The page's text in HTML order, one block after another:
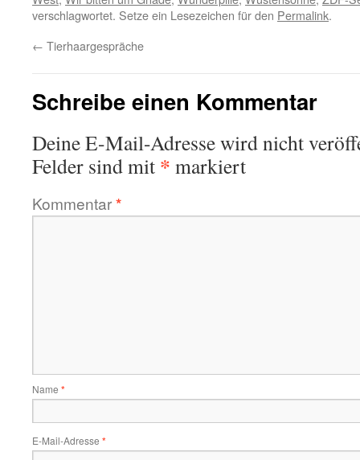
verschlagwortet. Setze ein Lesezeichen für den Permalink.
← Tierhaargespräche
Schreibe einen Kommentar
Deine E-Mail-Adresse wird nicht
Felder sind mit * markiert
Kommentar*
Name *
E-Mail-Adresse *